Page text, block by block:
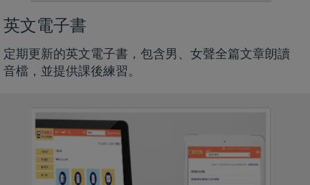
英文電子書
定期更新的英文電子書，包含男、女聲全篇文章朗讀
音檔，並提供課後練習。